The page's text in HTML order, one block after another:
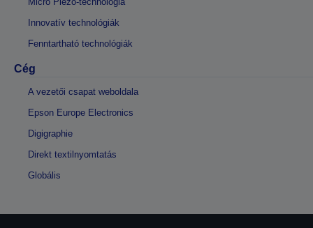
Innovatív technológiák
Fenntartható technológiák
Cég
A vezetői csapat weboldala
Epson Europe Electronics
Digigraphie
Direkt textilnyomtatás
Globális